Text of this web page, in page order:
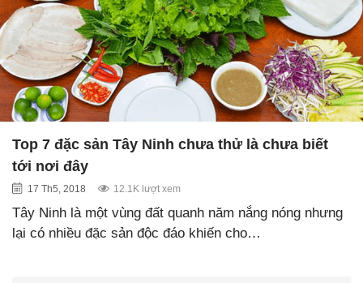
Top 7 đặc sản Tây Ninh chưa thử là chưa biết
tới nơi đây
17 Th5, 2018 12.1K lượt xem
Tây Ninh là một vùng đất quanh năm nắng nóng nhưng
lại có nhiều đặc sản độc đáo khiến cho…